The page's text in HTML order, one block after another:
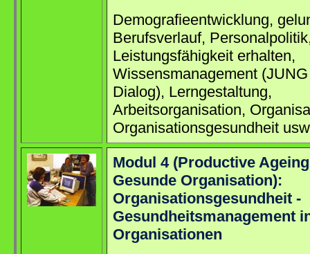
Demografieentwicklung,
Berufsverlauf,
Leistungsfähigkeit erhalten,
Wissensmanagement (JUNG
Dialog), Lerngestaltung,
Arbeitsorganisation,
Organisationsgesundheit
Modul 4 (Productive
Gesunde Organisation):
Organisationsgesundheit -
Gesundheitsmanagement
Organisationen